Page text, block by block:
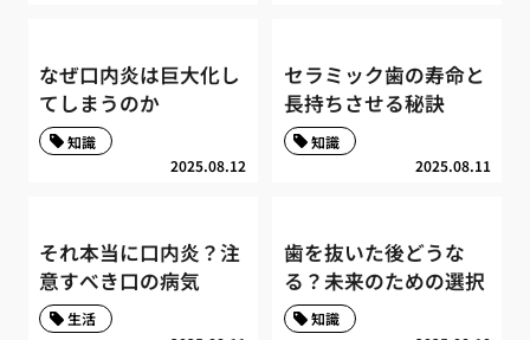
なぜ口内炎は巨大化し
てしまうのか
2025.08.12
知識
セラミック歯の寿命と
長持ちさせる秘訣
2025.08.11
知識
それ本当に口内炎？注
意すべき口の病気
生活
歯を抜いた後どうな
る？未来のための選択
知識